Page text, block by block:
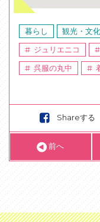
暮らし
観光・文化
ジュリエニコ
呉服の丸中
Shareする
前へ